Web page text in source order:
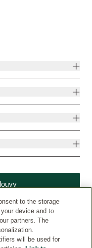
to the storage
device and to
partners. The
will be used for